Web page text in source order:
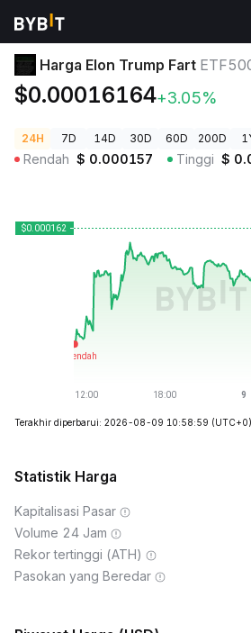
Harga Kripto
Harga Elon Trump Fart
$0.00016164+3.05%
24H 7D 14D 30D 60D 200D
Rendah $ 0.000157 Tinggi $
Terakhir diperbarui: 2026-08-09 10:58:59 (UTC+0)
Statistik Harga
Kapitalisasi Pasar
Volume 24 Jam
Rekor tertinggi (ATH)
Pasokan yang Beredar